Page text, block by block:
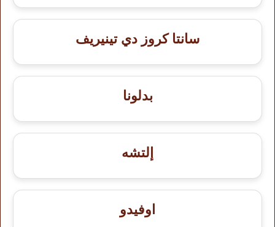
سانتا كروز دي تينيريف
بدلونا
إلتشه
اوفيدو